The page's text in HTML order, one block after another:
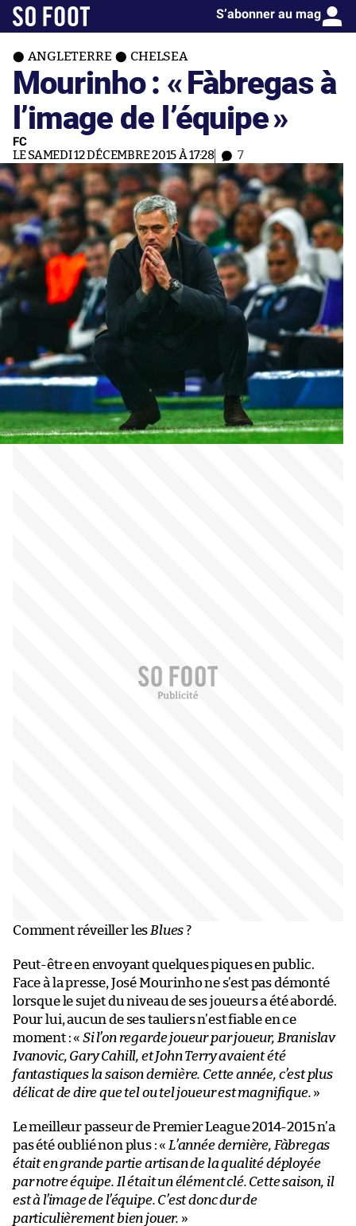
S’abonner au mag
ANGLETERRE CHELSEA
Mourinho : «Fàbregas à
l’image de l’équipe»
FC
LE SAMEDI 12 DÉCEMBRE 2015 À 17:28 7
Comment réveiller les Blues?
Peut-être en envoyant quelques piques en public.
Face à la presse, José Mourinho ne s’est pas démonté
lorsque le sujet du niveau de ses joueurs a été abordé.
Pour lui, aucun de ses tauliers n’est fiable en ce
moment : «Si l’on regarde joueur par joueur, Branislav
Ivanovic, Gary Cahill, et John Terry avaient été
fantastiques la saison dernière. Cette année, c’est plus
délicat de dire que tel ou tel joueur est magnifique. »
Le meilleur passeur de Premier League 2014-2015 n’a
pas été oublié non plus : « L’année dernière, Fàbregas
était en grande partie artisan de la qualité déployée
par notre équipe. Il était un élément clé. Cette saison, il
est à l’image de l’équipe. C’est donc dur de
particulièrement bien jouer. »